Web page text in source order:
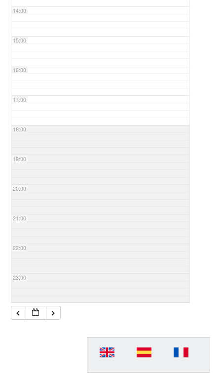
14:00
15:00
16:00
17:00
18:00
19:00
20:00
21:00
22:00
23:00